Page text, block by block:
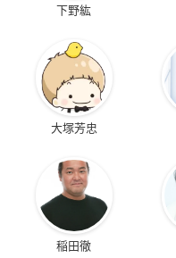
下野紘
大塚芳忠
稲田徹